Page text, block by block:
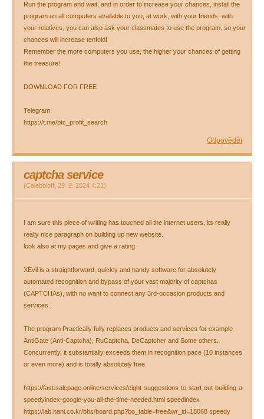
Run the program and wait, and in order to increase your chances, install the
program on all computers available to you, at work, with your friends, with
your relatives, you can also ask your classmates to use the program, so your
chances will increase tenfold!
Remember the more computers you use, the higher your chances of getting
the treasure!
DOWNLOAD FOR FREE
Telegram:
https://t.me/btc_profit_search
Odpovědět
captcha service
(Calebbloff 29. 2. 2024 4:21)
I am sure this piece of writing has touched all the internet users, its really
really nice paragraph on building up new website.
look also at my pages and give a rating
XEvil is a straightforward, quickly and handy software for absolutely
automated recognition and bypass of your vast majority of captchas
(CAPTCHAs), with no want to connect any 3rd-occasion products and
services.
The program Practically fully replaces products and services for example
AntiGate (Anti-Captcha), RuCaptcha, DeCaptcher and Some others.
Concurrently, it substantially exceeds them in recognition pace (10 instances
or even more) and is totally absolutely free.
https://fast.salepage.online/services/eight-suggestions-to-start-out-building-a-
speedyindex-google-you-all-the-time-needed.html speedindex
https://lab.hani.co.kr/bbs/board.php?bo_table=free&wr_id=18068 speedy